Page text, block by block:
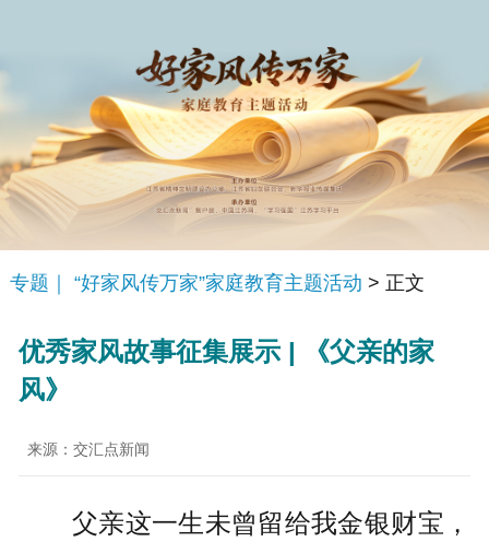
专题｜ “好家风传万家”家庭教育主题活动 > 正文
优秀家风故事征集展示 | 《父亲的家
风》
来源：交汇点新闻
父亲这一生未曾留给我金银财宝，